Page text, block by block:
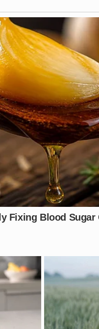
do criminoso nem
na delegacia.
se mostraram